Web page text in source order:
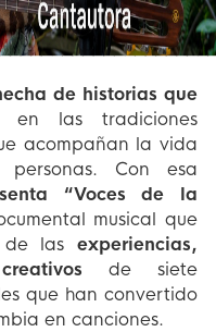
de historias que
en las tradiciones
acompañan la vida
Con esa
“Voces de la
musical que
las experiencias,
de siete
que han convertido
en canciones.